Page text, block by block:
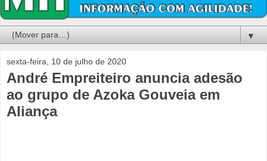
▼
sexta-feira, 10 de julho de 2020
André Empreiteiro anuncia adesão
ao grupo de Azoka Gouveia em
Aliança